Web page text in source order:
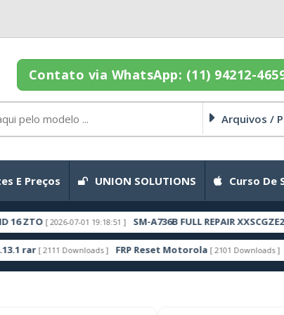
Contato via WhatsApp: (11) 94212-
Arquivos /
E Preços UNION SOLUTIONS Curso De
2026-07-01 19:18:51 ] SM-A736B FULL REPAIR XXSCGZE2
Downloads ] FRP Reset Motorola [ 2101 Downloads ] Rescue